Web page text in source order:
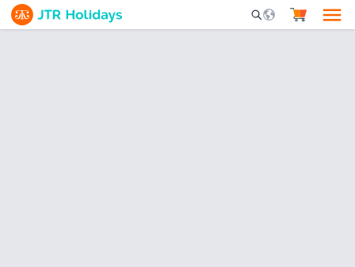
Mobile Search